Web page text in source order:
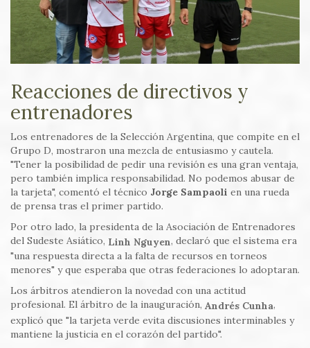
Reacciones de directivos y
entrenadores
Los entrenadores de la Selección Argentina, que compite en el
Grupo D, mostraron una mezcla de entusiasmo y cautela.
"Tener la posibilidad de pedir una revisión es una gran ventaja,
pero también implica responsabilidad. No podemos abusar de
la tarjeta", comentó el técnico Jorge Sampaoli en una rueda
de prensa tras el primer partido.
Por otro lado, la presidenta de la Asociación de Entrenadores
del Sudeste Asiático, Linh Nguyen, declaró que el sistema era
"una respuesta directa a la falta de recursos en torneos
menores" y que esperaba que otras federaciones lo adoptaran.
Los árbitros atendieron la novedad con una actitud
profesional. El árbitro de la inauguración, Andrés Cunha,
explicó que "la tarjeta verde evita discusiones interminables y
mantiene la justicia en el corazón del partido".